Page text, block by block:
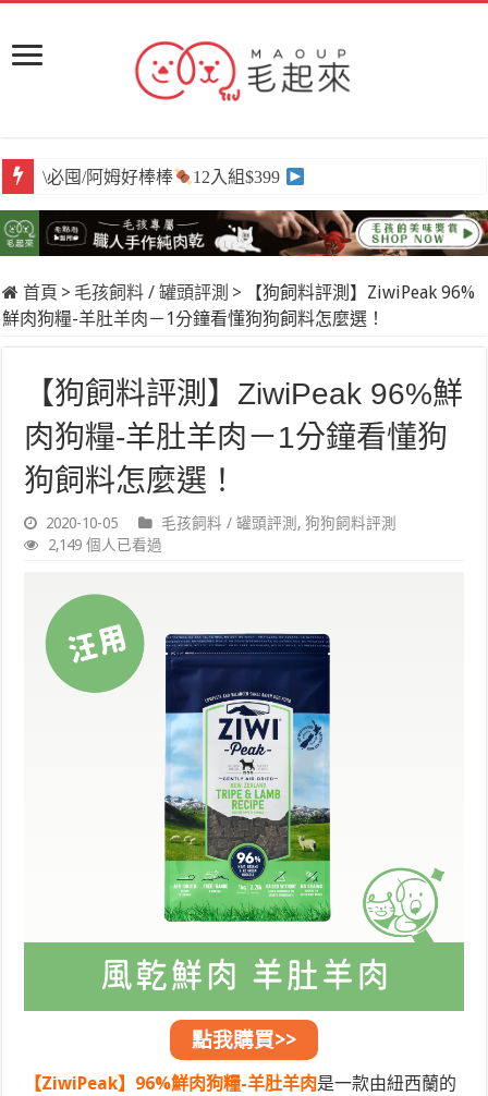
\必囤/阿姆好棒棒 12入組$399
首頁 > 毛孩飼料 / 罐頭評測 >
【狗飼料評測】ZiwiPeak 96%
鮮肉狗糧-羊肚羊肉－1分鐘看懂狗狗飼料怎麼選！
【狗飼料評測】ZiwiPeak 96%鮮
肉狗糧-羊肚羊肉－1分鐘看懂狗
狗飼料怎麼選！
2020-10-05 毛孩飼料 / 罐頭評測 ,狗狗飼料評測
2,149 個人已看過
點我購買>>
【ZiwiPeak】96%鮮肉狗糧-羊肚羊肉是一款由紐西蘭的